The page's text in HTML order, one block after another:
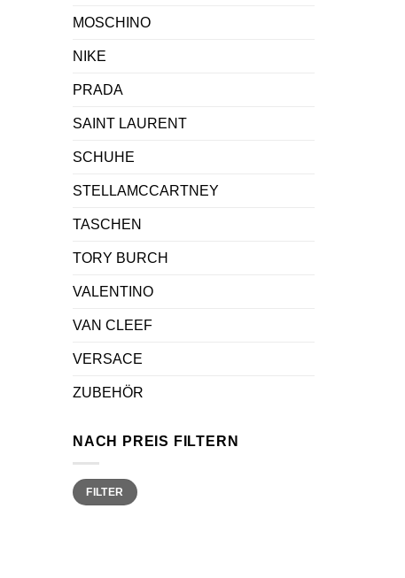
MOSCHINO
NIKE
PRADA
SAINT LAURENT
SCHUHE
STELLAMCCARTNEY
TASCHEN
TORY BURCH
VALENTINO
VAN CLEEF
VERSACE
ZUBEHÖR
NACH PREIS FILTERN
Min.
Preis
Max.
PreisFILTER